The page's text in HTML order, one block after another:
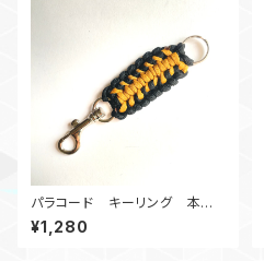
パラコード キーリング 本多
忠勝_BG
¥1,280